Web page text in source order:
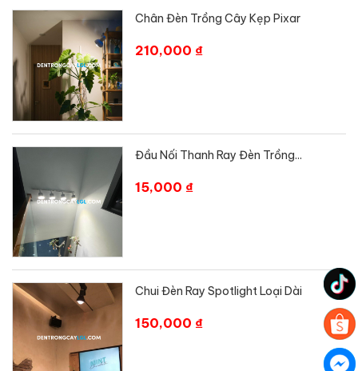
Chân Đèn Trồng Cây Kẹp Pixar
210,000 ₫
Đầu Nối Thanh Ray Đèn Trồng...
15,000 ₫
Chui Đèn Ray Spotlight Loại Dài
150,000 ₫